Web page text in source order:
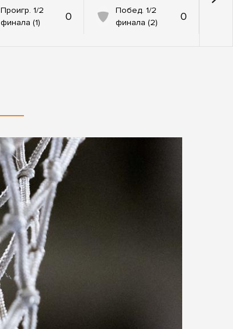
Проигр. 1/2
финала (1)
0
Побед. 1/2
финала (2)
0